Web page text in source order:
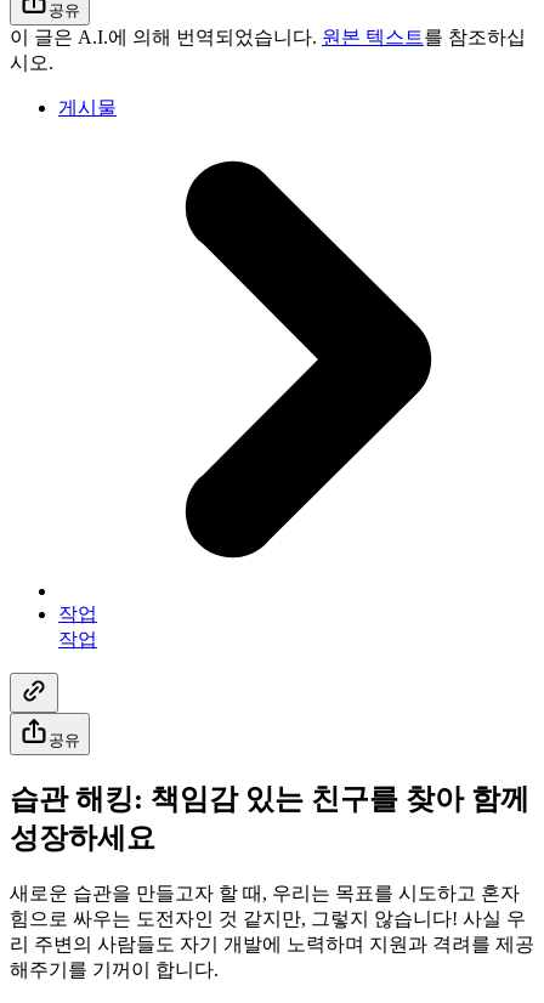
공유
이 글은 A.I.에 의해 번역되었습니다. 원본 텍스트를 참조하십
시오.
게시물
작업
작업
공유
습관 해킹: 책임감 있는 친구를 찾아 함께
성장하세요
새로운 습관을 만들고자 할 때, 우리는 목표를 시도하고 혼자
힘으로 싸우는 도전자인 것 같지만, 그렇지 않습니다! 사실 우
리 주변의 사람들도 자기 개발에 노력하며 지원과 격려를 제공
해주기를 기꺼이 합니다.